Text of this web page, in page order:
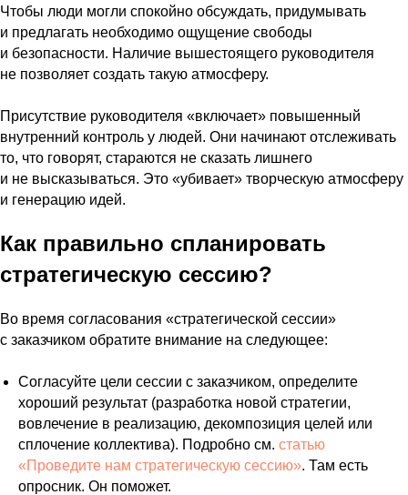
Чтобы люди могли спокойно обсуждать, придумывать
и предлагать необходимо ощущение свободы
и безопасности. Наличие вышестоящего руководителя
не позволяет создать такую атмосферу.
Присутствие руководителя «включает» повышенный
внутренний контроль у людей. Они начинают отслеживать
то, что говорят, стараются не сказать лишнего
и не высказываться. Это «убивает» творческую атмосферу
и генерацию идей.
Как правильно спланировать
стратегическую сессию?
Во время согласования «стратегической сессии»
с заказчиком обратите внимание на следующее:
Согласуйте цели сессии с заказчиком, определите
хороший результат (разработка новой стратегии,
вовлечение в реализацию, декомпозиция целей или
сплочение коллектива). Подробно см. статью
«Проведите нам стратегическую сессию». Там есть
опросник. Он поможет.